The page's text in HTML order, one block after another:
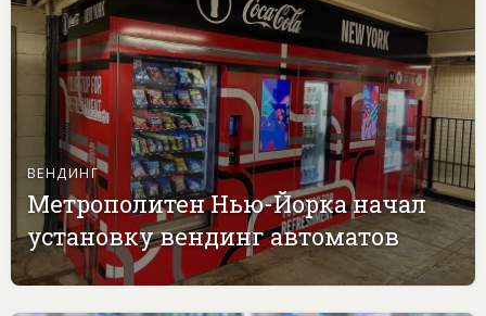
ВЕНДИНГ
Метрополитен Нью-Йорка начал
установку вендинг автоматов